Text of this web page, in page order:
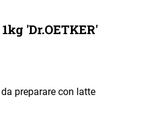
'Dr.OETKER'
preparare con latte